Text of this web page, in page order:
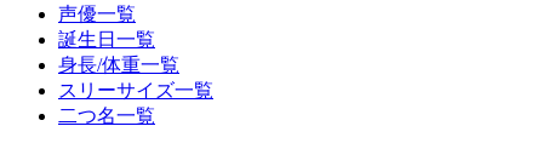
声優一覧
誕生日一覧
身長/体重一覧
スリーサイズ一覧
二つ名一覧